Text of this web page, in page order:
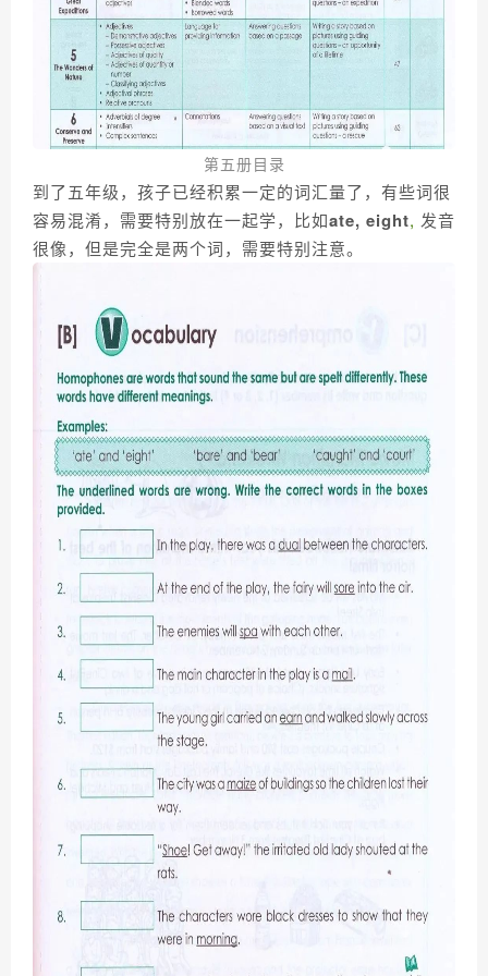
第五册目录
到了五年级，孩子已经积累一定的词汇量了，有些词很
容易混淆，需要特别放在一起学，比如ate, eight, 发音
很像，但是完全是两个词，需要特别注意。